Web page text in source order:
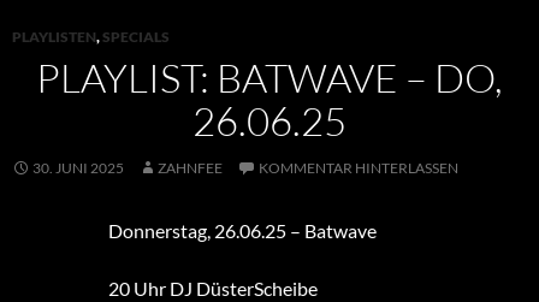
PLAYLISTEN, SPECIALS
PLAYLIST: BATWAVE – DO,
26.06.25
30. JUNI 2025 ZAHNFEE KOMMENTAR HINTERLASSEN
Donnerstag, 26.06.25 – Batwave
20 Uhr DJ DüsterScheibe